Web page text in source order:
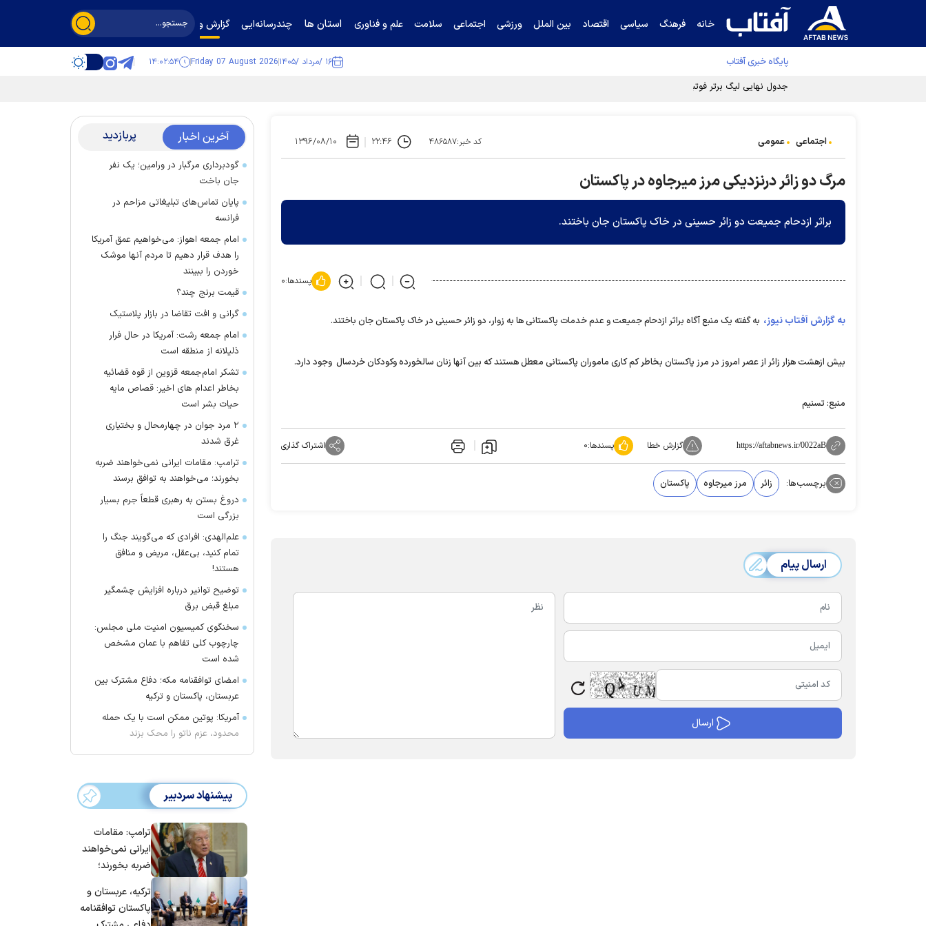
خانه فرهنگ سیاسی اقتصاد بین الملل ورزشی اجتماعی سلامت علم و فناوری استان ها چندرسانه‌ایی گزارش و گفت‌وگو
پایگاه خبری آفتاب ۱۶ /مرداد /۱۴۰۵ Friday 07 August 2026 ۱۴:۰۲:۵۵
جدول نهایی لیگ برتر فوتبال پس از رای کمیته استیناف / گل‌گهر با تراکتور و سپاهان هم امتیاز شد
اجتماعی عمومی کد خبر:۴۸۶۵۸۷ ۲۲:۴۶ ۱۳۹۶/۰۸/۱۰
مرگ دو زائر درنزدیکی مرز میرجاوه در پاکستان
براثر ازدحام جمیعت دو زائر حسینی در خاک پاکستان جان باختند.
پسندها:۰
به گزارش آفتاب نیوز، به گفته یک منبع آگاه براثر ازدحام جمیعت و عدم خدمات پاکستانی ها به زوار، دو زائر حسینی در خاک پاکستان جان باختند.
بیش ازهشت هزار زائر از عصر امروز در مرز پاکستان بخاطر کم کاری ماموران پاکستانی معطل هستند که بین آنها زنان سالخورده وکودکان خردسال وجود دارد.
منبع: تسنیم
https://aftabnews.ir/0022aB گزارش خطا پسندها:۰ اشتراک گذاری
برچسب‌ها: زائر مرز میرجاوه پاکستان
ارسال پیام
آخرین اخبار پربازدید
گودبرداری مرگبار در ورامین؛ یک نفر
جان باخت
پایان تماس‌های تبلیغاتی مزاحم در
فرانسه
امام جمعه اهواز: می‌خواهیم عمق آمریکا
را هدف قرار دهیم تا مردم آنها موشک
خوردن را ببینند
قیمت برنج چند؟
گرانی و افت تقاضا در بازار پلاستیک
امام جمعه رشت: آمریکا در حال فرار
ذلیلانه از منطقه است
تشکر امام‌جمعه قزوین از قوه قضائیه
بخاطر اعدام های اخیر: قصاص مایه
حیات بشر است
۲ مرد جوان در چهارمحال و بختیاری
غرق شدند
ترامپ: مقامات ایرانی نمی‌خواهند ضربه
بخورند؛ می‌خواهند به توافق برسند
دروغ بستن به رهبری قطعاً جرم بسیار
بزرگی است
علم‌الهدی: افرادی که می‌گویند جنگ را
تمام کنید، بی‌عقل، مریض و منافق
هستند!
توضیح توانیر درباره افزایش چشمگیر
مبلغ قبض برق
سخنگوی کمیسیون امنیت ملی مجلس:
چارچوب کلی تفاهم با عمان مشخص
شده است
امضای توافقنامه مکه؛ دفاع مشترک بین
عربستان، پاکستان و ترکیه
آمریکا: پوتین ممکن است با یک حمله
محدود، عزم ناتو را محک بزند
پیشنهاد سردبیر
ترامپ: مقامات
ایرانی نمی‌خواهند
ضربه بخورند؛
توافق برسند
ترکیه، عربستان و
پاکستان توافقنامه